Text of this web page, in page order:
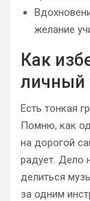
желание
Как
личный
Есть тонкая
Помню, как
на дорогой
радует. Дело
делиться
за одним